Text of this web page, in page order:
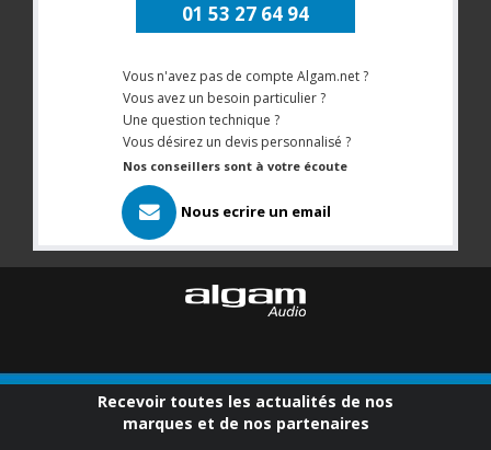
01 53 27 64 94
Vous n'avez pas de compte Algam.net ?
Vous avez un besoin particulier ?
Une question technique ?
Vous désirez un devis personnalisé ?
Nos conseillers sont à votre écoute
Nous ecrire un email
Recevoir toutes les actualités de nos
marques et de nos partenaires